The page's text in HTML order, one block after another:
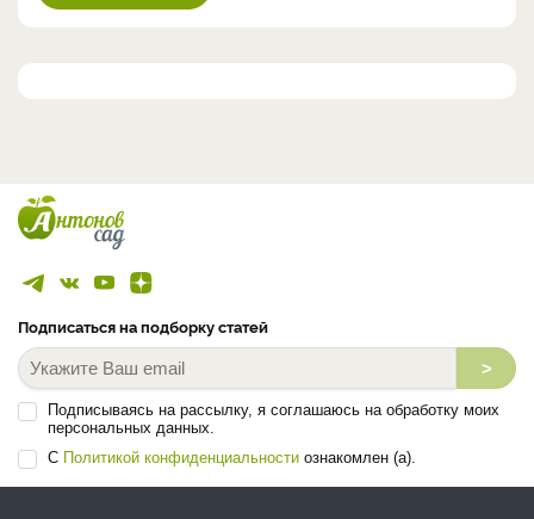
Подписаться на подборку статей
>
Подписываясь на рассылку, я соглашаюсь на обработку моих
персональных данных.
С Политикой конфиденциальности ознакомлен (а).